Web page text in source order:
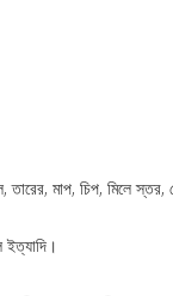
তারের, মাপ, চিপ, মিলে
ইত্যাদি।